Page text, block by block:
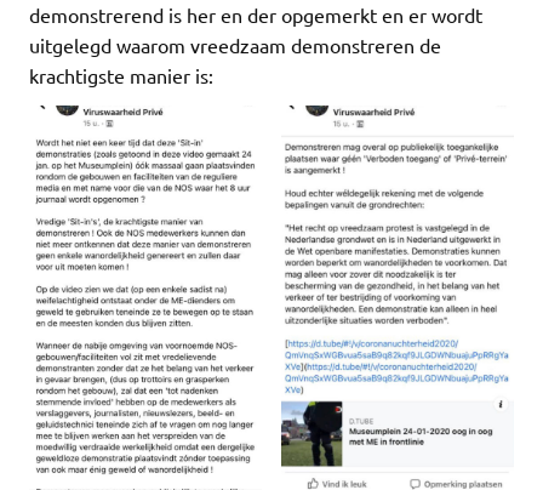
demonstrerend is her en der opgemerkt en er wordt
uitgelegd waarom vreedzaam demonstreren de
krachtigste manier is: